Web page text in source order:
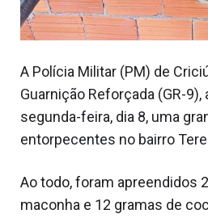
A Polícia Militar (PM) de
Guarnição Reforçada (GR-
segunda-feira, dia 8, uma
entorpecentes no bairro
Ao todo, foram apreendidos
maconha e 12 gramas de